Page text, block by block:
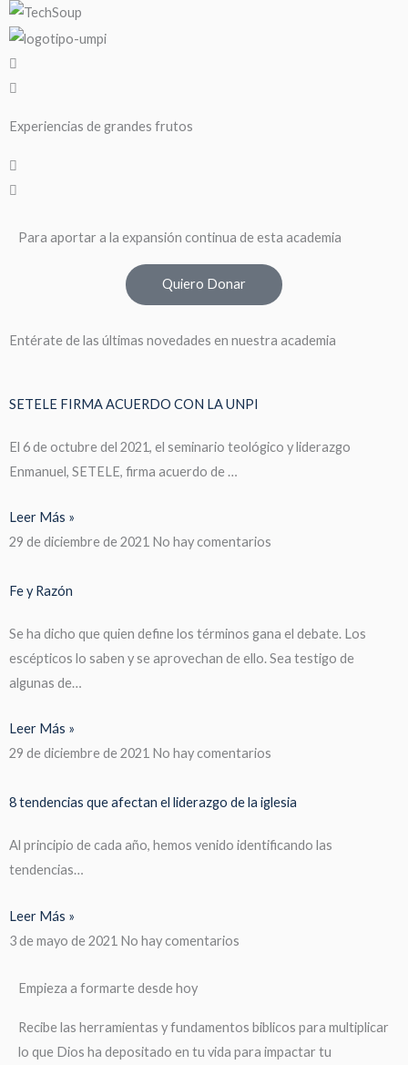
Experiencias de grandes frutos
Para aportar a la expansión continua de esta academia
Quiero Donar
Entérate de las últimas novedades en nuestra academia
SETELE FIRMA ACUERDO CON LA UNPI
El 6 de octubre del 2021, el seminario teológico y liderazgo
Enmanuel, SETELE, firma acuerdo de …
Leer Más »
29 de diciembre de 2021 No hay comentarios
Fe y Razón
Se ha dicho que quien define los términos gana el debate. Los
escépticos lo saben y se aprovechan de ello. Sea testigo de
algunas de…
Leer Más »
29 de diciembre de 2021 No hay comentarios
8 tendencias que afectan el liderazgo de la iglesia
Al principio de cada año, hemos venido identificando las
tendencias…
Leer Más »
3 de mayo de 2021 No hay comentarios
Empieza a formarte desde hoy
Recibe las herramientas y fundamentos biblicos para multiplicar
lo que Dios ha depositado en tu vida para impactar tu